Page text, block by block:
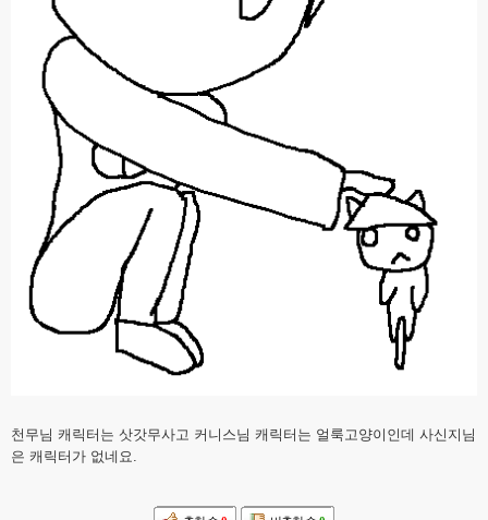
천무님 캐릭터는 삿갓무사고 커니스님 캐릭터는 얼룩고양이인데 사신지님
은 캐릭터가 없네요.